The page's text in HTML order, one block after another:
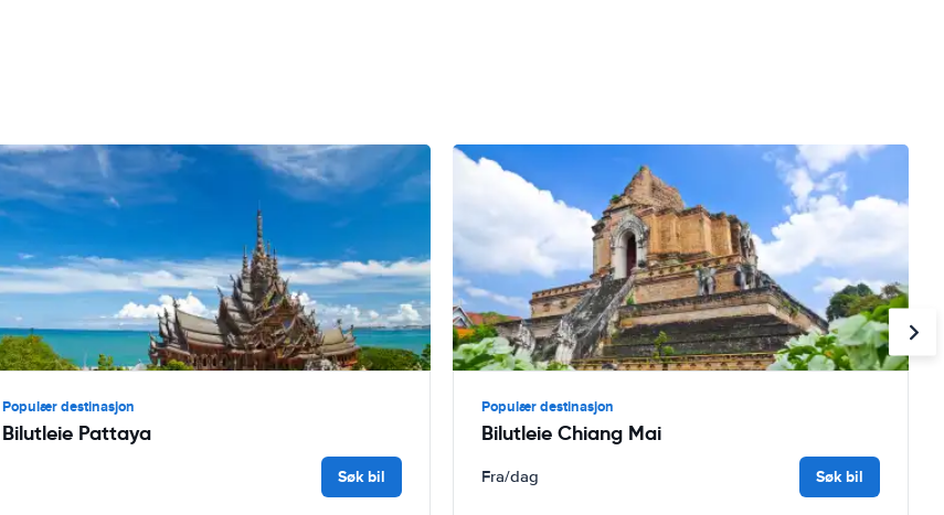
Populær destinasjon
Bilutleie Pattaya
Søk bil
Populær destinasjon
Bilutleie Chiang Mai
Fra/dag Søk bil